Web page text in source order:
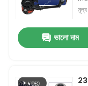
ভালো দাম